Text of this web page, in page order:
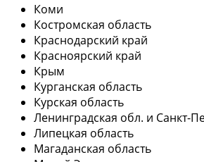
Коми
Костромская область
Краснодарский край
Красноярский край
Крым
Курганская область
Курская область
Ленинградская обл. и Санкт-
Липецкая область
Магаданская область